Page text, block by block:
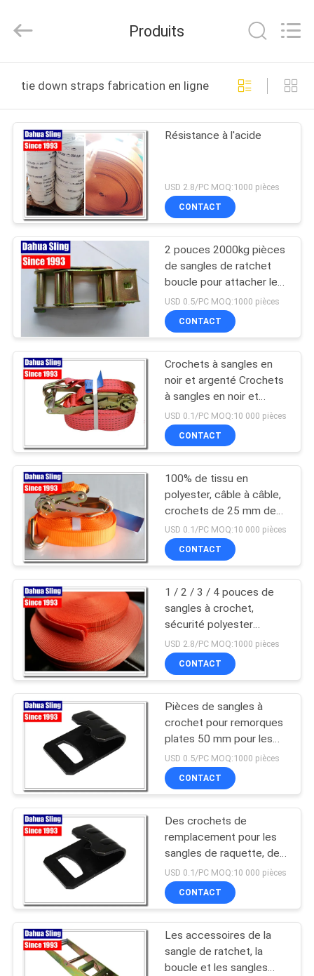
PRODUITS
SUJET
NOUS
VISITE
D'USINE
CONTRÔLE
DE
QUALITÉ
CONTACTEZ-
NOUS
NOUVELLES
DEMANDEZ
UNE
CITATION
PLAN
DU
SITE
PRIVACY
POLICY
Ltd..
Reserved.
Produits
tie down straps fabrication en ligne
Résistance à l'acide
USD 2.8/PC MOQ:1000 pièces
CONTACT
2 pouces 2000kg pièces
de sangles de ratchet
boucle pour attacher les
sangles
USD 0.5/PC MOQ:1000 pièces
CONTACT
Crochets à sangles en
noir et argenté Crochets
à sangles en noir et
argenté Crochets à
sangles pour gardien
USD 0.1/PC MOQ:10 000 pièces
CONTACT
100% de tissu en
polyester, câble à câble,
crochets de 25 mm de
largeur
USD 0.1/PC MOQ:10 000 pièces
CONTACT
1 / 2 / 3 / 4 pouces de
sangles à crochet,
sécurité polyester
gardien de sangle
USD 2.8/PC MOQ:1000 pièces
CONTACT
Pièces de sangles à
crochet pour remorques
plates 50 mm pour les
sangles à attache pour
remorques
USD 0.5/PC MOQ:1000 pièces
CONTACT
Des crochets de
remplacement pour les
sangles de raquette, des
crochets de remorquage
pour voitures noires.
USD 0.1/PC MOQ:10 000 pièces
CONTACT
Les accessoires de la
sangle de ratchet, la
boucle et les sangles